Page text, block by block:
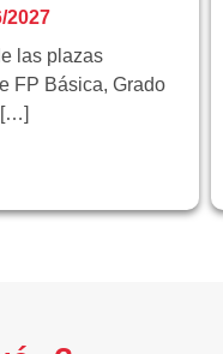
2027
las plazas
FP Básica, Grado
[…]